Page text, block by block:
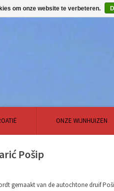
ONZE WIJNHUIZEN
Pošip
gemaakt van de autochtone druif
om onze website te verbeteren.